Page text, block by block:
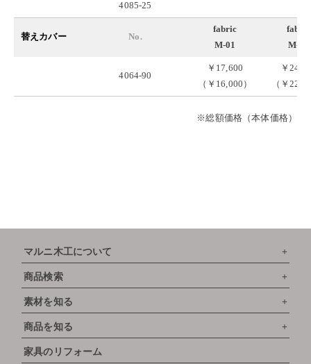
4085-25
替えカバー No.
fabric
M-01
fabric
M-02
4064-90
￥17,600
（￥16,000）
￥
（￥
※総額価格（本体価格）
マルニ木工について
商品検索
素材を知る
商品を知る
家具のリフォーム